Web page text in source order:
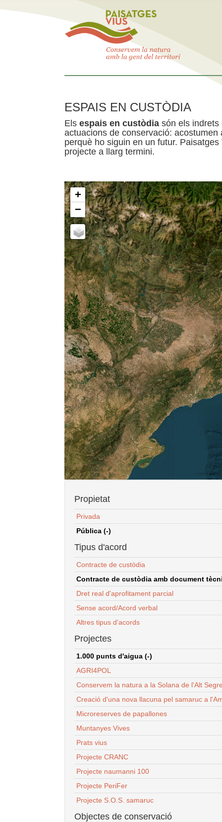
ESPAIS EN CUSTÒDIA
Els espais en custòdia són els indrets
actuacions de conservació:
perquè ho siguin en un futur.
projecte a llarg termini.
+
−
Propietat
Privada
Pública (-)
Tipus d'acord
Contracte de custòdia
Contracte de custòdia amb document
Dret real d'aprofitament parcial
Sense acord/Acord verbal
Altres tipus d'acords
Projectes
1.000 punts d'aigua (-)
AGRI4POL
Conservem la natura a la Solana de l'Alt
Creació d'una nova llacuna pel samaruc a
Microreserves de papallones
Muntanyes Vives
Prats vius
Projecte CRANC
Projecte naumanni 100
Projecte PeriFer
Projecte S.O.S. samaruc
Objectes de conservació